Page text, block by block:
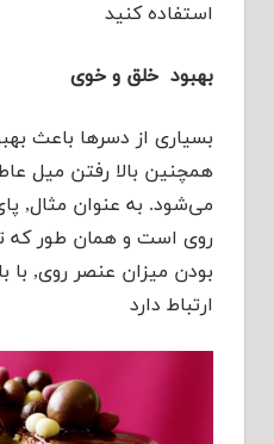
استفاده کنید
بهبود خلق و خوی
بسیاری از دسرها باعث
همچنین بالا رفتن میل
می‌شود. به عنوان مثال,
روی است و همان طور که
بودن میزان عنصر روی, با
ارتباط دارد